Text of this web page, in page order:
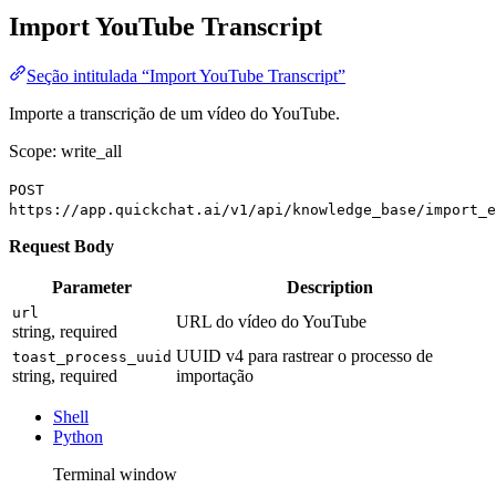
Import YouTube Transcript
Seção intitulada “Import YouTube Transcript”
Importe a transcrição de um vídeo do YouTube.
Scope: write_all
POST
https://app.quickchat.ai/v1/api/knowledge_base/
Request Body
Parameter Description
url
string, required
URL do vídeo do YouTube
toast_process_uuid
string, required
UUID v4 para rastrear o processo de
importação
Shell
Python
Terminal window